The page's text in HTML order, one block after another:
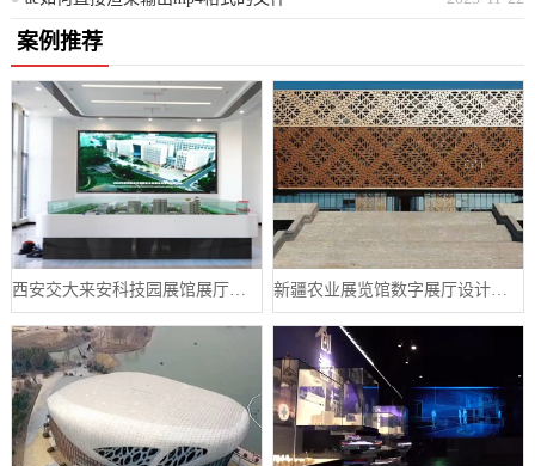
案例推荐
西安交大来安科技园展馆展厅案例 新疆农业展览馆数字展厅设计案例